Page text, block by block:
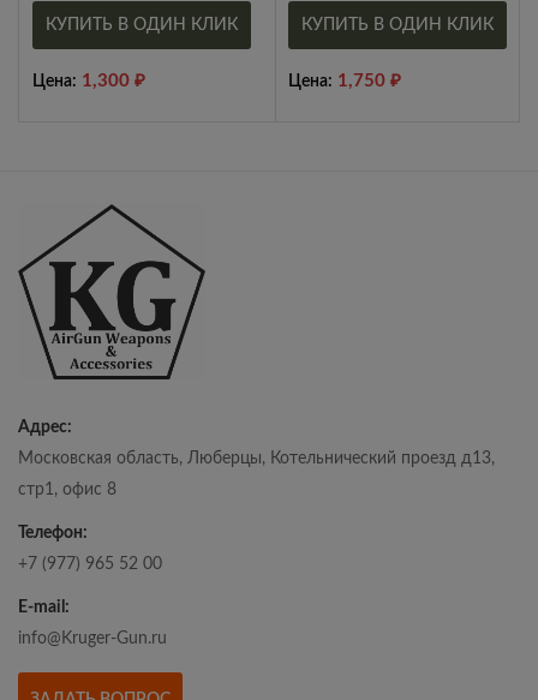
КУПИТЬ В ОДИН КЛИК
Цена: 1,300 ₽
КУПИТЬ В ОДИН КЛИК
Цена: 1,750 ₽
Адрес:
Московская область, Люберцы, Котельнический проезд д13,
стр1, офис 8
Телефон:
+7 (977) 965 52 00
E-mail:
info@Kruger-Gun.ru